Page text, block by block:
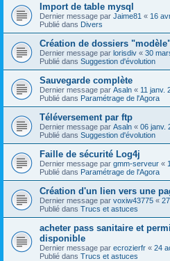
Import de table mysql
Dernier message par Jaime81 « 16
Publié dans Divers
Création de dossiers
Dernier message par lorisdiv « 30
Publié dans Suggestion d'évolution
Sauvegarde complète
Dernier message par Asaln « 11 janv.
Publié dans Paramétrage de l'Agora
Téléversement par ftp
Dernier message par Asaln « 06 janv.
Publié dans Suggestion d'évolution
Faille de sécurité Log4j
Dernier message par gmm-serveur «
Publié dans Paramétrage de l'Agora
Création d'un lien vers une
Dernier message par voxiw43775 «
Publié dans Trucs et astuces
acheter pass sanitaire et
disponible
Dernier message par ecrozierfr « 24
Publié dans Trucs et astuces